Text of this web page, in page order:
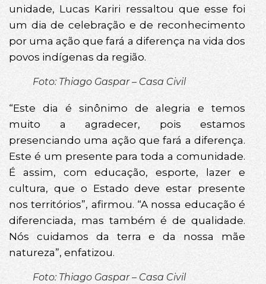
unidade, Lucas Kariri ressaltou que esse foi
um dia de celebração e de reconhecimento
por uma ação que fará a diferença na vida dos
povos indígenas da região.
Foto: Thiago Gaspar – Casa Civil
“Este dia é sinônimo de alegria e temos
muito a agradecer, pois estamos
presenciando uma ação que fará a diferença.
Este é um presente para toda a comunidade.
É assim, com educação, esporte, lazer e
cultura, que o Estado deve estar presente
nos territórios”, afirmou. “A nossa educação é
diferenciada, mas também é de qualidade.
Nós cuidamos da terra e da nossa mãe
natureza”, enfatizou.
Foto: Thiago Gaspar – Casa Civil